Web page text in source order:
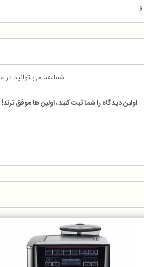
و …
شما هم می توانید
اولین دیدگاه را شما ثبت کنید، اولین ها موفق ترند!